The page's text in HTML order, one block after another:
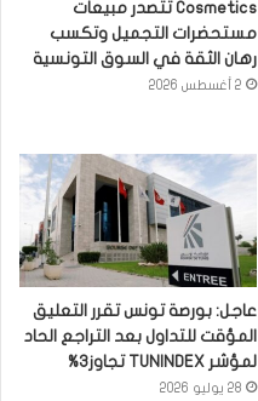
Cosmetics تتصدر مبيعات
مستحضرات التجميل وتكسب
رهان الثقة في السوق التونسية
2 أغسطس 2026
عاجل: بورصة تونس تقرر التعليق
المؤقت للتداول بعد التراجع الحاد
لمؤشر TUNINDEX تجاوز3%
28 يوليو 2026